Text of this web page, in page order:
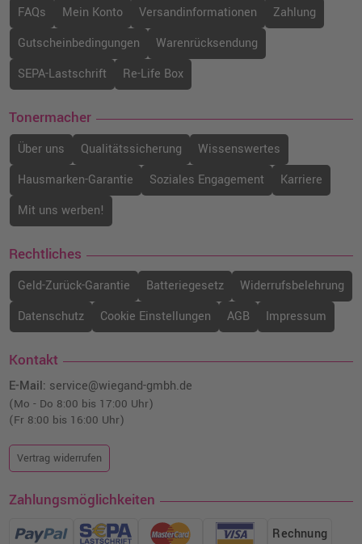
Canon CLI-551M Druckerpatrone
(6510B001) · Magenta
10,92 €
12,99 €
inkl. MwSt. zzgl. Versand
Canon PGI-550PGBK Druckerpatrone
(6496B001) · Schwarz
o. MwSt.13,44 €
15,99 €
inkl. MwSt.zzgl. Versand
shopping_cart
(6443B001) · Schwarz
o. MwSt.15,12 €
17,99 €
inkl. MwSt.
shopping_cart
(6511B001) · Gelb
o. MwSt.10,92 €
12,99 €
inkl. MwSt.
FAQs Mein Konto Versandinformationen
Zahlung
Gutscheinbedingungen
Warenrücksendung
SEPA-Lastschrift
Re-Life Box
Tonermacher
Über uns Qualitätssicherung
Wissenswertes
Hausmarken-Garantie
Soziales Engagement
Karriere
Mit uns werben!
Rechtliches
Geld-Zurück-Garantie Batteriegesetz
Widerrufsbelehrung
Datenschutz
Cookie Einstellungen AGB Impressum
Kontakt
E-Mail: service@wiegand-gmbh.de
(Mo - Do 8:00 bis 17:00 Uhr)
(Fr 8:00 bis 16:00 Uhr)
Vertrag widerrufen
Zahlungsmöglichkeiten
Rechnung